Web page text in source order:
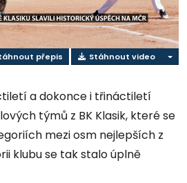
video
přepis Stáhnout video
a dokonce i třináctiletí
týmů z BK Klasik, které se
mezi osm nejlepších z
klubu se tak stalo úplně